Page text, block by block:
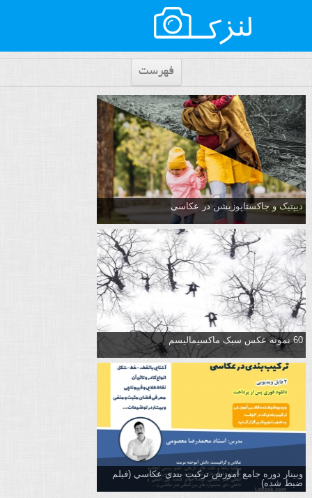
فهرست
دیپتیک و جاکستا‌پوزیشن در عکاسی
60 نمونه عکس سبک ماکسیمالیسم
وبینار دوره جامع آموزش تركيب بندي عكاسي (فیلم
ضبط شده)